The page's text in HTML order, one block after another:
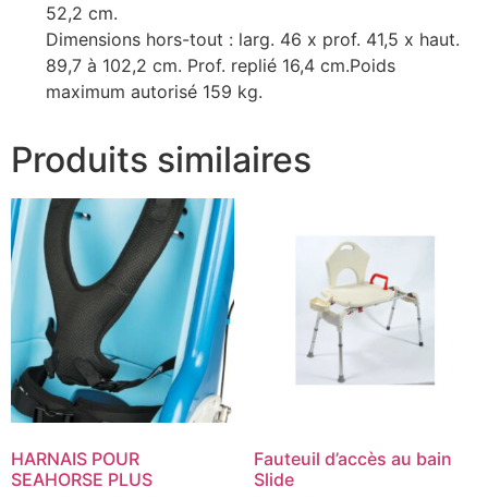
52,2 cm.
Dimensions hors-tout : larg. 46 x prof. 41,5 x haut.
89,7 à 102,2 cm. Prof. replié 16,4 cm.Poids
maximum autorisé 159 kg.
Produits similaires
HARNAIS POUR
SEAHORSE PLUS
Fauteuil d’accès au bain
Slide